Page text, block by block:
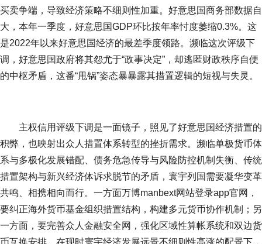
买卖争端，导致经济策略不细则性加重。好意思国商务部数据自
大，本年一季度，好意思国GDP环比按年率忖度萎缩0.3%。这
是2022年以来好意思国经济的最差季度领路。濒临这次评级下
调，好意思国政府将其怨尤于“政事决定”，却逃匿财政秩序自便
的中枢矛盾，这番“甩锅”姿态暴暴露其措置逻辑的短视与失灵。
主权信用评级下调是一面镜子，照见了好意思国经济措置的
积弊，也映射出众人措置体系转型的挫折需求。濒临单极货币体
系与多极化发展错配、债务危急传导与风险防控机制失衡、传统
措置架构与新兴经济体诉求脱节的矛盾，寰宇列国需要凝华变革
共鸣、相携相向而行。一方面万博manbext网站登录app官网，
要纠正海外货币基金组织措置结构，构建多元货币协作机制；另
一方面，要完善众人金融安全网，强化区域性算帐系统和双边货